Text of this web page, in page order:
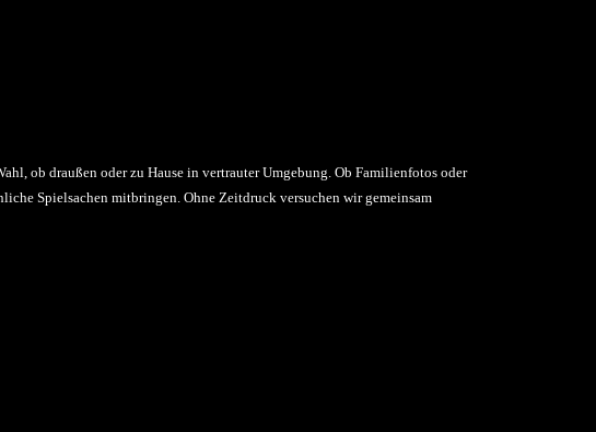
ob draußen oder zu Hause in vertrauter Umgebung. Ob Familienfotos oder
Spielsachen mitbringen. Ohne Zeitdruck versuchen wir gemeinsam